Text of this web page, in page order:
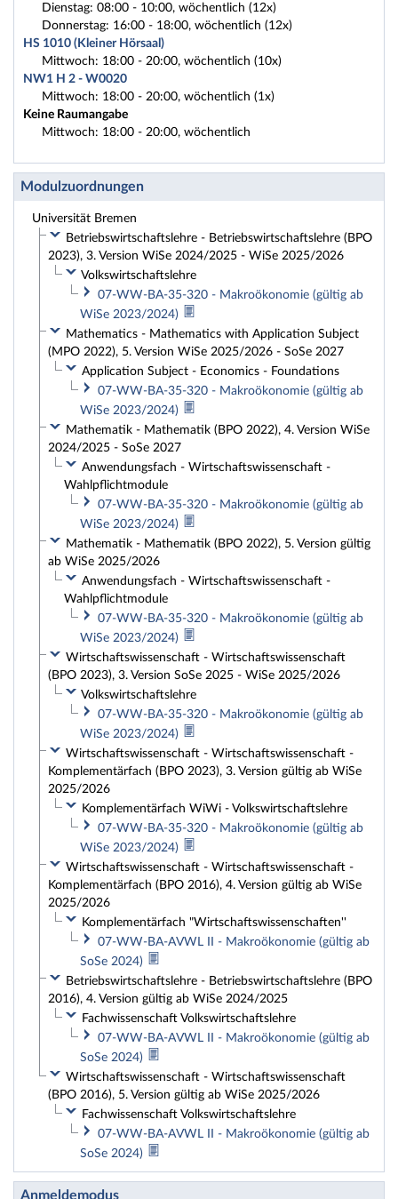
Dienstag: 08:00 - 10:00, wöchentlich (12x)
Donnerstag: 16:00 - 18:00, wöchentlich (12x)
HS 1010 (Kleiner Hörsaal)
Mittwoch: 18:00 - 20:00, wöchentlich (10x)
NW1 H 2 - W0020
Mittwoch: 18:00 - 20:00, wöchentlich (1x)
Keine Raumangabe
Mittwoch: 18:00 - 20:00, wöchentlich
Modulzuordnungen
Universität Bremen
Betriebswirtschaftslehre - Betriebswirtschaftslehre (BPO
2023), 3. Version WiSe 2024/2025 - WiSe 2025/2026
Volkswirtschaftslehre
07-WW-BA-35-320 - Makroökonomie (gültig ab
WiSe 2023/2024)
Mathematics - Mathematics with Application Subject
(MPO 2022), 5. Version WiSe 2025/2026 - SoSe 2027
Application Subject - Economics - Foundations
07-WW-BA-35-320 - Makroökonomie (gültig ab
WiSe 2023/2024)
Mathematik - Mathematik (BPO 2022), 4. Version WiSe
2024/2025 - SoSe 2027
Anwendungsfach - Wirtschaftswissenschaft -
Wahlpflichtmodule
07-WW-BA-35-320 - Makroökonomie (gültig ab
WiSe 2023/2024)
Mathematik - Mathematik (BPO 2022), 5. Version gültig
ab WiSe 2025/2026
Anwendungsfach - Wirtschaftswissenschaft -
Wahlpflichtmodule
07-WW-BA-35-320 - Makroökonomie (gültig ab
WiSe 2023/2024)
Wirtschaftswissenschaft - Wirtschaftswissenschaft
(BPO 2023), 3. Version SoSe 2025 - WiSe 2025/2026
Volkswirtschaftslehre
07-WW-BA-35-320 - Makroökonomie (gültig ab
WiSe 2023/2024)
Wirtschaftswissenschaft - Wirtschaftswissenschaft -
Komplementärfach (BPO 2023), 3. Version gültig ab WiSe
2025/2026
Komplementärfach WiWi - Volkswirtschaftslehre
07-WW-BA-35-320 - Makroökonomie (gültig ab
WiSe 2023/2024)
Wirtschaftswissenschaft - Wirtschaftswissenschaft -
Komplementärfach (BPO 2016), 4. Version gültig ab WiSe
2025/2026
Komplementärfach "Wirtschaftswissenschaften''
07-WW-BA-AVWL II - Makroökonomie (gültig ab
SoSe 2024)
Betriebswirtschaftslehre - Betriebswirtschaftslehre (BPO
2016), 4. Version gültig ab WiSe 2024/2025
Fachwissenschaft Volkswirtschaftslehre
07-WW-BA-AVWL II - Makroökonomie (gültig ab
SoSe 2024)
Wirtschaftswissenschaft - Wirtschaftswissenschaft
(BPO 2016), 5. Version gültig ab WiSe 2025/2026
Fachwissenschaft Volkswirtschaftslehre
07-WW-BA-AVWL II - Makroökonomie (gültig ab
SoSe 2024)
Anmeldemodus